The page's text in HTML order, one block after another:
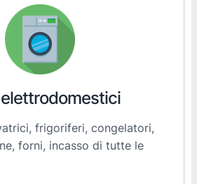
frigoriferi, congelatori,
forni, incasso di tutte le